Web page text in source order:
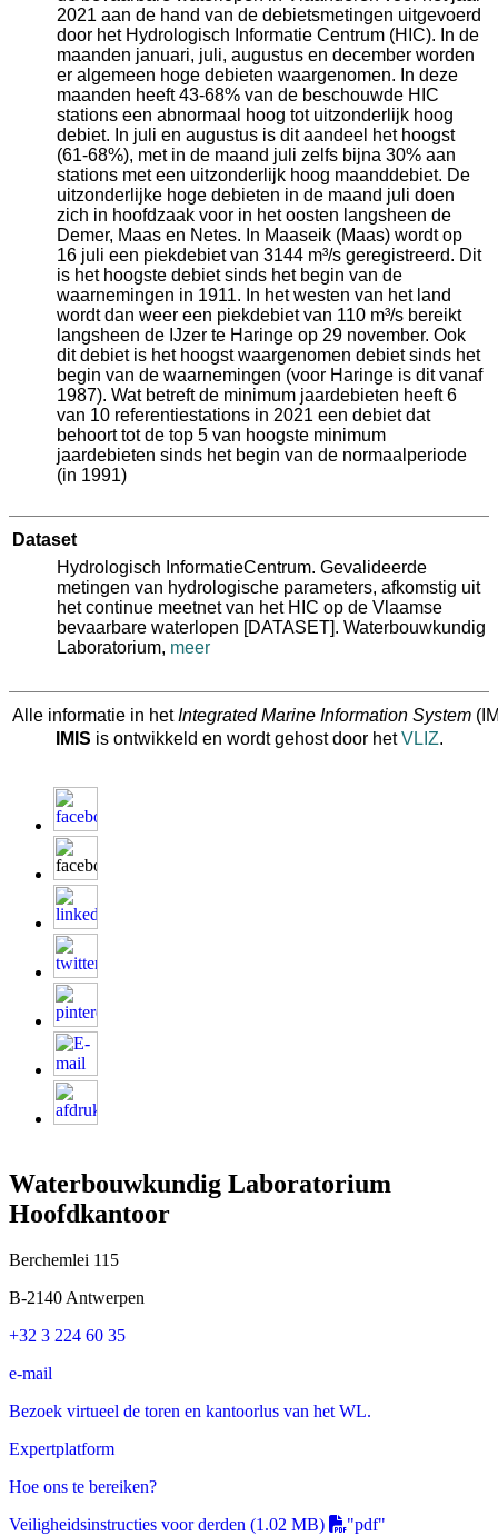
2021 aan de hand van de debietsmetingen uitgevoerd
door het Hydrologisch Informatie Centrum (HIC). In de
maanden januari, juli, augustus en december worden
er algemeen hoge debieten waargenomen. In deze
maanden heeft 43-68% van de beschouwde HIC
stations een abnormaal hoog tot uitzonderlijk hoog
debiet. In juli en augustus is dit aandeel het hoogst
(61-68%), met in de maand juli zelfs bijna 30% aan
stations met een uitzonderlijk hoog maanddebiet. De
uitzonderlijke hoge debieten in de maand juli doen
zich in hoofdzaak voor in het oosten langsheen de
Demer, Maas en Netes. In Maaseik (Maas) wordt op
16 juli een piekdebiet van 3144 m³/s geregistreerd. Dit
is het hoogste debiet sinds het begin van de
waarnemingen in 1911. In het westen van het land
wordt dan weer een piekdebiet van 110 m³/s bereikt
langsheen de IJzer te Haringe op 29 november. Ook
dit debiet is het hoogst waargenomen debiet sinds het
begin van de waarnemingen (voor Haringe is dit vanaf
1987). Wat betreft de minimum jaardebieten heeft 6
van 10 referentiestations in 2021 een debiet dat
behoort tot de top 5 van hoogste minimum
jaardebieten sinds het begin van de normaalperiode
(in 1991)
Dataset
Hydrologisch InformatieCentrum. Gevalideerde
metingen van hydrologische parameters, afkomstig uit
het continue meetnet van het HIC op de Vlaamse
bevaarbare waterlopen [DATASET]. Waterbouwkundig
Laboratorium, meer
Alle informatie in hetIntegrated Marine Information System
IMIS is ontwikkeld en wordt gehost door hetVLIZ.
Waterbouwkundig Laboratorium
Hoofdkantoor
Berchemlei 115
B-2140 Antwerpen
+32 3 224 60 35
e-mail
Bezoek virtueel de toren en kantoorlus van het WL.
Expertplatform
Hoe ons te bereiken?
Veiligheidsinstructies voor derden (1.02 MB)
"pdf"